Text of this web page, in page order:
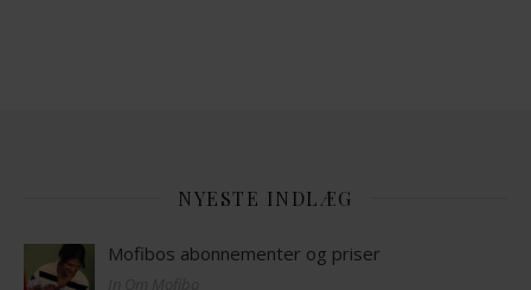
NYESTE INDLÆG
Mofibos abonnementer og priser